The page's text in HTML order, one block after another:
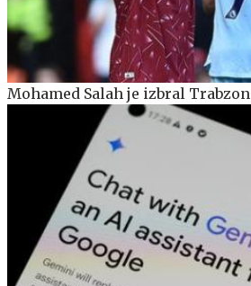
Mohamed Salah je izbral